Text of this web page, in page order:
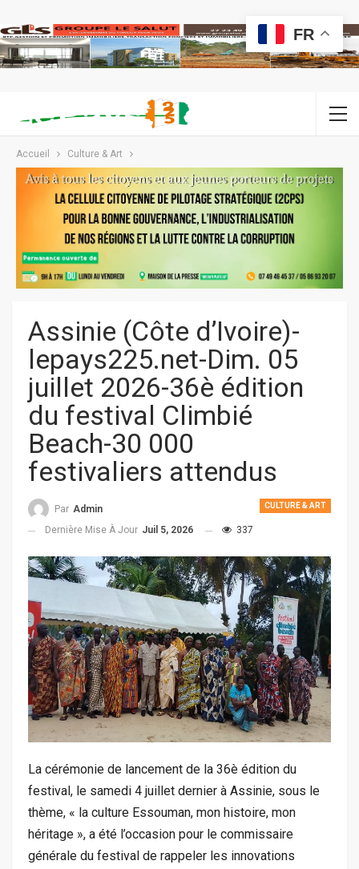
Accueil Culture & Art
Assinie (Côte d’Ivoire)-
lepays225.net-Dim. 05
juillet 2026-36è édition
du festival Climbié
Beach-30 000
festivaliers attendus
CULTURE & ART
Par Admin
Dernière Mise À Jour Juil 5, 2026 337
La cérémonie de lancement de la 36è édition du
festival, le samedi 4 juillet dernier à Assinie, sous le
thème, « la culture Essouman, mon histoire, mon
héritage », a été l’occasion pour le commissaire
générale du festival de rappeler les innovations
FR